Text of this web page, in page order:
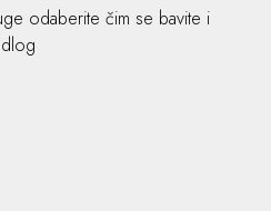
odaberite čim se bavite i